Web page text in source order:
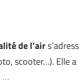
de l’air
scooter…). Elle